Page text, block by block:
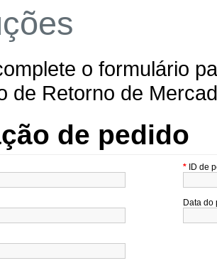
o formulário
de Retorno de
de pedido
* ID de
Data do